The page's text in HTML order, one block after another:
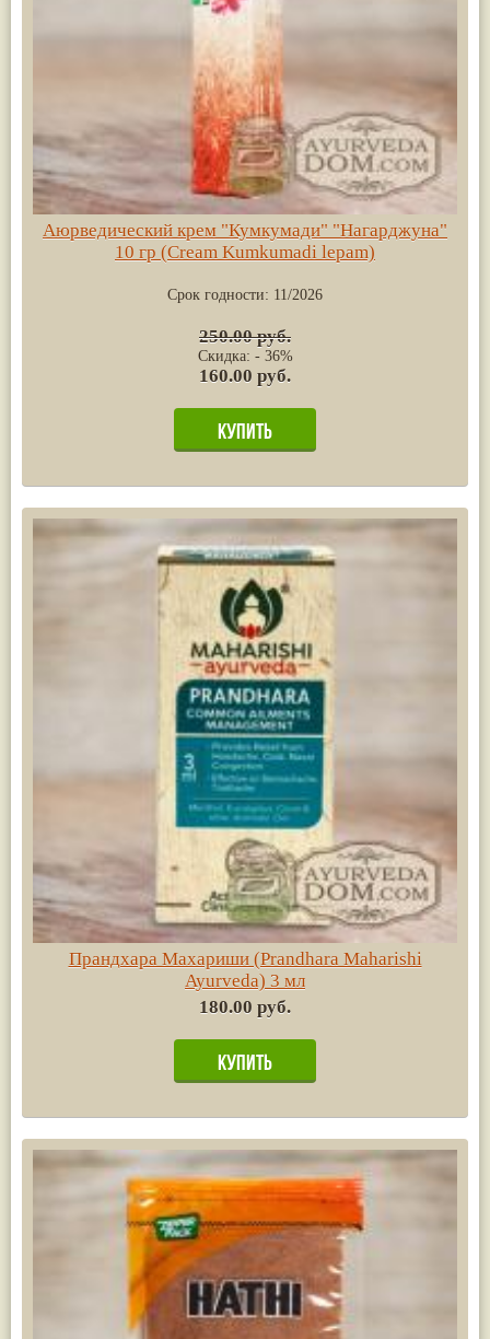
Аюрведический крем "Кумкумади" "Нагарджуна"
10 гр (Cream Kumkumadi lepam)
Срок годности: 11/2026
250.00 руб.
Скидка: - 36%
160.00 руб.
Прандхара Махариши (Prandhara Maharishi
Ayurvedа) 3 мл
180.00 руб.